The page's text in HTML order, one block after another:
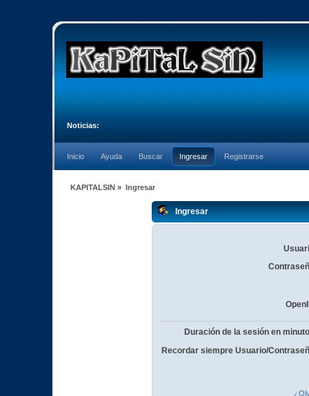
Noticias:
Inicio Ayuda Buscar Ingresar Registrarse
KAPITALSIN » Ingresar
Ingresar
Duración de la sesión en
Recordar siempre Usuario/